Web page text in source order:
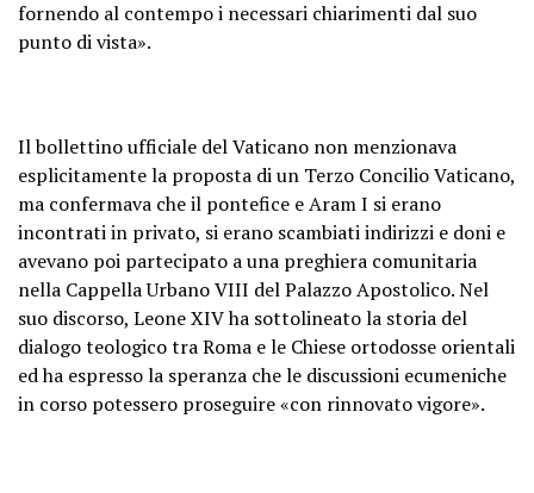
fornendo al contempo i necessari chiarimenti dal suo
punto di vista».
Il bollettino ufficiale del Vaticano non menzionava
esplicitamente la proposta di un Terzo Concilio Vaticano,
ma confermava che il pontefice e Aram I si erano
incontrati in privato, si erano scambiati indirizzi e doni e
avevano poi partecipato a una preghiera comunitaria
nella Cappella Urbano VIII del Palazzo Apostolico. Nel
suo discorso, Leone XIV ha sottolineato la storia del
dialogo teologico tra Roma e le Chiese ortodosse orientali
ed ha espresso la speranza che le discussioni ecumeniche
in corso potessero proseguire «con rinnovato vigore».